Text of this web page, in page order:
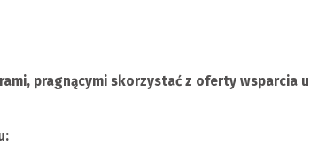
pragnącymi skorzystać z oferty wsparcia